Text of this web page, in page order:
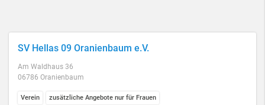
SV Hellas 09 Oranienbaum e.V.
Am Waldhaus 36
06786 Oranienbaum
Verein zusätzliche Angebote nur für Frauen